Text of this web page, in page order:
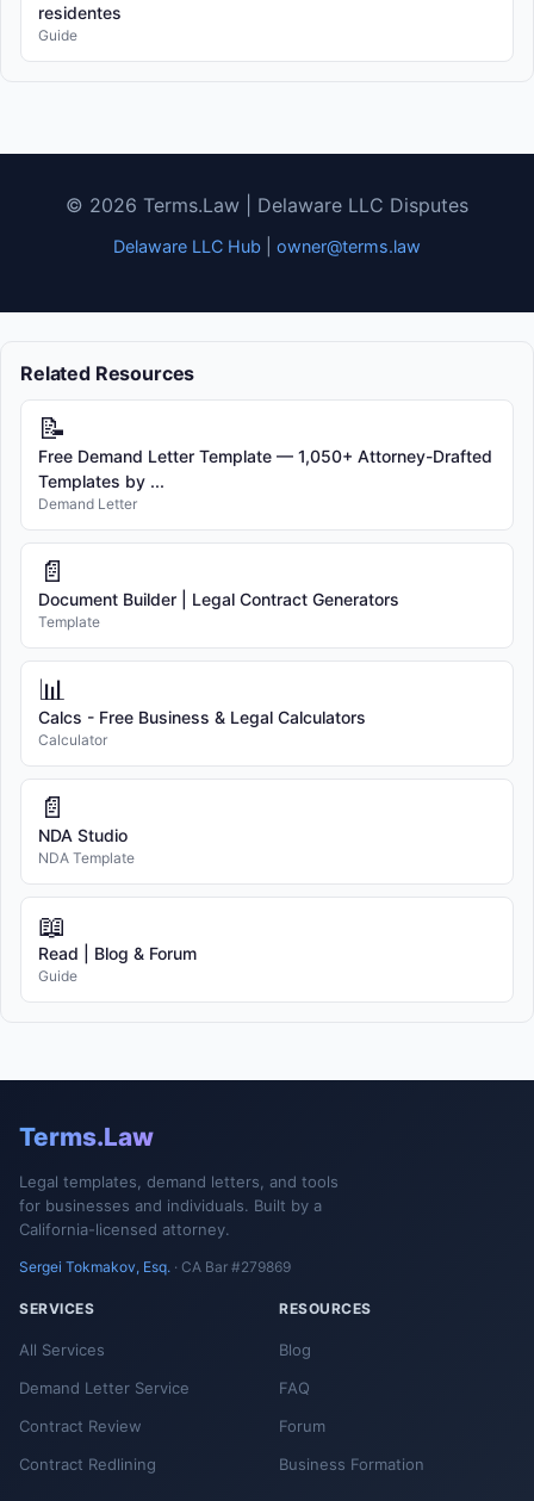
residentes
Guide
© 2026 Terms.Law | Delaware LLC Disputes
Delaware LLC Hub owner@terms.law
Related Resources
📝
Free Demand Letter Template — 1,050+ Attorney-Drafted
Templates by ...
Demand Letter
📄
Document Builder | Legal Contract Generators
Template
📊
Calcs - Free Business & Legal Calculators
Calculator
📄
NDA Studio
NDA Template
📖
Read | Blog & Forum
Guide
Terms.Law
Legal templates, demand letters, and tools
for businesses and individuals. Built by a
California-licensed attorney.
Sergei Tokmakov, Esq. · CA Bar #279869
SERVICES
All Services
Demand Letter Service
Contract Review
Contract Redlining
RESOURCES
Blog
FAQ
Forum
Business Formation